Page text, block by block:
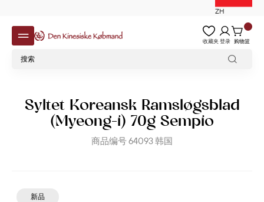
ZH
收藏夹登录 购物篮
Syltet Koreansk Ramsløgsblad
(Myeong-i) 70g Sempio
商品编号64093韩国
新品